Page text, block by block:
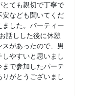
ても親切で丁寧で
安なども聞いてくだ
した。パーティー
話しした後に休憩
があったので、男
やすいと思いまし
で参加したパーテ
がとうございまし